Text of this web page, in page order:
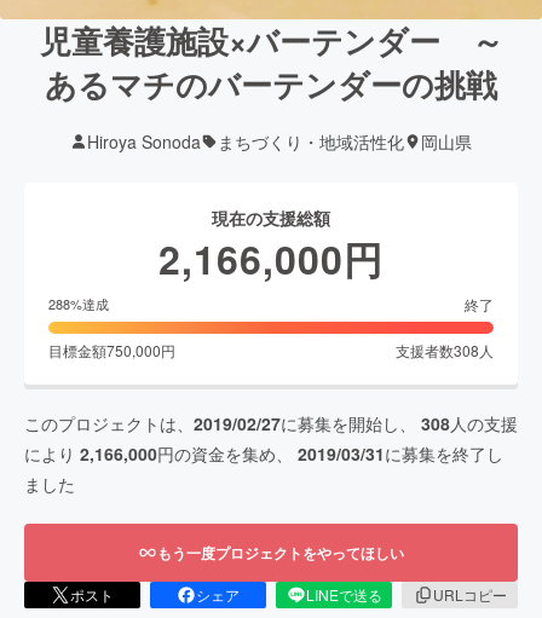
児童養護施設×バーテンダー ～
あるマチのバーテンダーの挑戦
Hiroya Sonoda まちづくり・地域活性化 岡山県
現在の支援総額
2,166,000円
288%達成 終了
目標金額750,000円 支援者数308 人
このプロジェクトは、 2019/02/27に募集を開始し、 308人の支援
により 2,166,000円の資金を集め、 2019/03/31に募集を終了し
ました
もう一度プロジェクトをやってほしい
ポスト シェア LINEで送る
URLコピー